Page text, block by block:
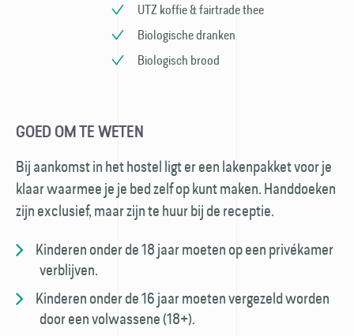
UTZ koffie & fairtrade thee
Biologische dranken
Biologisch brood
GOED OM TE WETEN
Bij aankomst in het hostel ligt er een laken­pakket voor je
klaar waarmee je je bed zelf op kunt maken. Hand­doeken
zijn exclusief, maar zijn te huur bij de receptie.
Kinderen onder de 18 jaar moeten op een privé­kamer
verblijven.
Kinderen onder de 16 jaar moeten vergezeld worden
door een volwassene (18+).